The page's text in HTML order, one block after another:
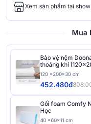
Xem sản phẩm tại
Mua
Bảo vệ nệm
thoáng khí
120 x200x30 cm
452.480đ
Gối foam Comfy
Học
40 x60x11 cm